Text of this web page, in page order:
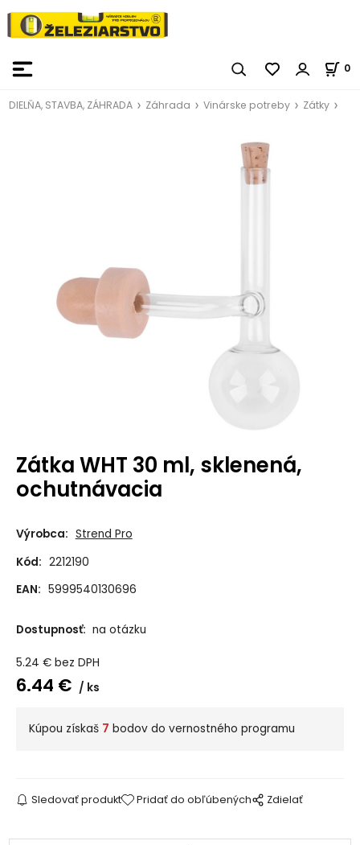
0
DIELŇA, STAVBA, ZÁHRADA Záhrada Vinárske potreby Zátky
Zátka WHT 30 ml, sklenená,
ochutnávacia
Výrobca: Strend Pro
Kód: 2212190
EAN: 5999540130696
Dostupnosť: na otázku
5.24 € bez DPH
6.44 € ks
Kúpou získaš 7 bodov do vernostného programu
Sledovať produkt Pridať do obľúbených Zdielať